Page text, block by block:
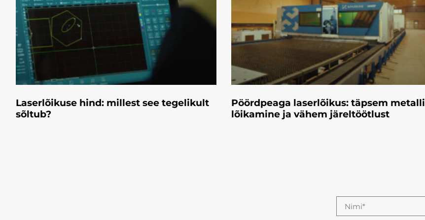
Laserlõikuse hind: millest see tegelikult
sõltub?
Pöördpeaga laserlõikus: täpsem metalli
lõikamine ja vähem järeltöötlust